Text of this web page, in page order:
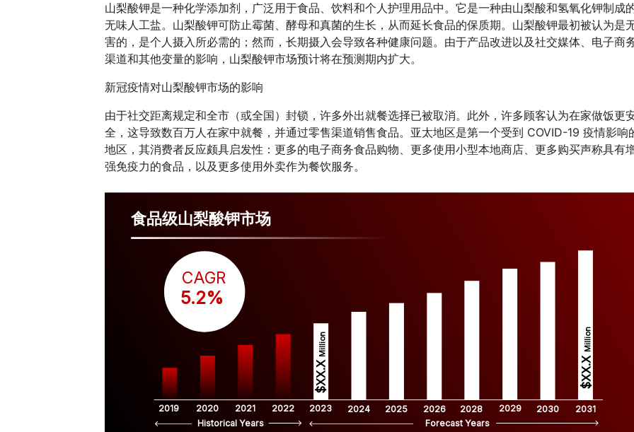
山梨酸钾是一种化学添加剂，广泛用于食品、饮料和个人护理用品中。它是一种由山梨酸和氢氧化钾制成
无味人工盐。山梨酸钾可防止霉菌、酵母和真菌的生长，从而延长食品的保质期。山梨酸钾最初被认为是
害的，是个人摄入所必需的；然而，长期摄入会导致各种健康问题。由于产品改进以及社交媒体、电子商
渠道和其他变量的影响，山梨酸钾市场预计将在预测期内扩大。
新冠疫情对山梨酸钾市场的影响
由于社交距离规定和全市（或全国）封锁，许多外出就餐选择已被取消。此外，许多顾客认为在家做饭更
全，这导致数百万人在家中就餐，并通过零售渠道销售食品。亚太地区是第一个受到 COVID-19 疫情影响
地区，其消费者反应颇具启发性：更多的电子商务食品购物、更多使用小型本地商店、更多购买声称具有
强免疫力的食品，以及更多使用外卖作为餐饮服务。
食品级山梨酸钾市场
2019 2020 2021 2022 2023 2024 2025 2026 2028 2029 2030 2031
$XX.X
Million
$XX.X
Million
CAGR
5.2%
Historical Years Forecast Years